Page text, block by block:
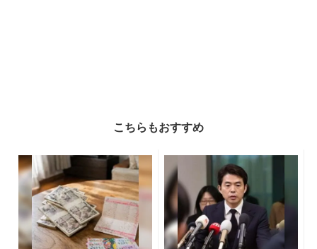
こちらもおすすめ